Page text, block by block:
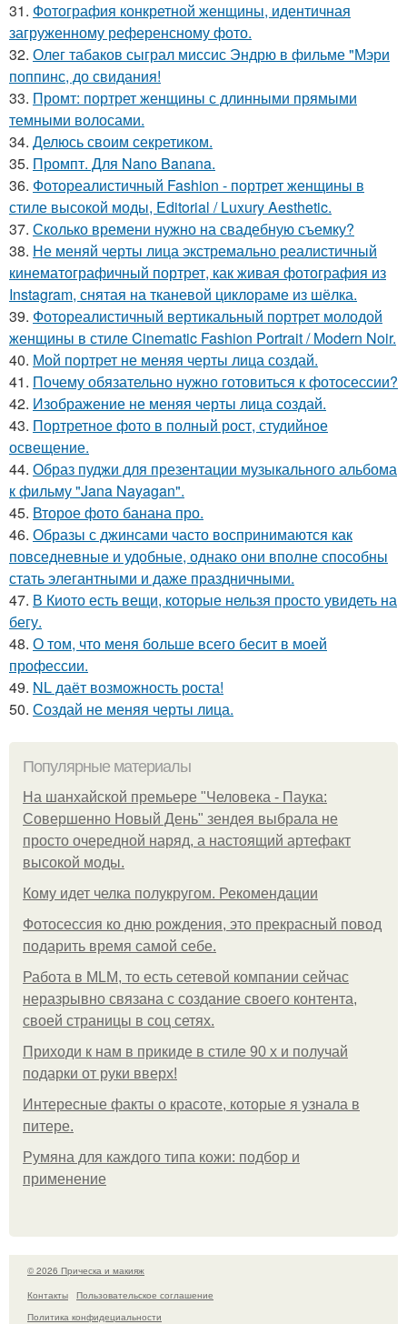
31. Фотография конкретной женщины, идентичная
загруженному референсному фото.
32. Олег табаков сыграл миссис Эндрю в фильме "Мэри
поппинс, до свидания!
33. Промт: портрет женщины с длинными прямыми
темными волосами.
34. Делюсь своим секретиком.
35. Промпт. Для Nano Banana.
36. Фотореалистичный Fashion - портрет женщины в
стиле высокой моды, Editorial / Luxury Aesthetic.
37. Сколько времени нужно на свадебную съемку?
38. Не меняй черты лица экстремально реалистичный
кинематографичный портрет, как живая фотография из
Instagram, снятая на тканевой циклораме из шёлка.
39. Фотореалистичный вертикальный портрет молодой
женщины в стиле Cinematic Fashion Portrait / Modern Noir.
40. Мой портрет не меняя черты лица создай.
41. Почему обязательно нужно готовиться к фотосессии?
42. Изображение не меняя черты лица создай.
43. Портретное фото в полный рост, студийное
освещение.
44. Образ пуджи для презентации музыкального альбома
к фильму "Jana Nayagan".
45. Второе фото банана про.
46. Образы с джинсами часто воспринимаются как
повседневные и удобные, однако они вполне способны
стать элегантными и даже праздничными.
47. В Киото есть вещи, которые нельзя просто увидеть на
бегу.
48. О том, что меня больше всего бесит в моей
профессии.
49. NL даёт возможность роста!
50. Создай не меняя черты лица.
Популярные материалы
На шанхайской премьере "Человека - Паука:
Совершенно Новый День" зендея выбрала не
просто очередной наряд, а настоящий артефакт
высокой моды.
Кому идет челка полукругом. Рекомендации
Фотосессия ко дню рождения, это прекрасный повод
подарить время самой себе.
Работа в MLM, то есть сетевой компании сейчас
неразрывно связана с создание своего контента,
своей страницы в соц сетях.
Приходи к нам в прикиде в стиле 90 х и получай
подарки от руки вверх!
Интересные факты о красоте, которые я узнала в
питере.
Румяна для каждого типа кожи: подбор и
применение
© 2026 Прическа и макияж
Контакты
Пользовательское соглашение
Политика конфидециальности